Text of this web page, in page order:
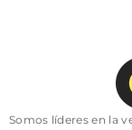
Somos líderes en la